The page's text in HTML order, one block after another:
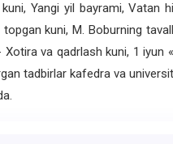
Yangi yil bayrami, Vatan
topgan kuni, M. Boburning
va qadrlash kuni, 1 iyun
tadbirlar kafedra va